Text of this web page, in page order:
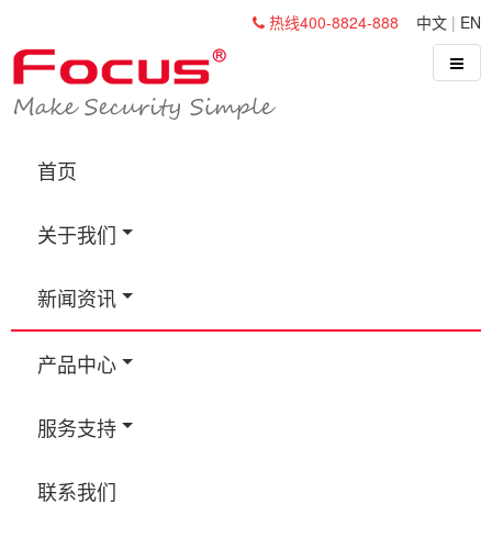
中文 | EN
热线400-8824-888
首页
关于我们
新闻资讯
产品中心
服务支持
联系我们